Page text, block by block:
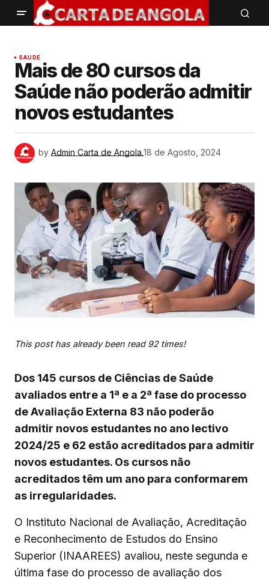
SAUDE
Mais de 80 cursos da
Saúde não poderão admitir
novos estudantes
by Admin Carta de Angola.18 de Agosto, 2024
This post has already been read 92 times!
Dos 145 cursos de Ciências de Saúde
avaliados entre a 1ª e a 2ª fase do processo
de Avaliação Externa 83 não poderão
admitir novos estudantes no ano lectivo
2024/25 e 62 estão acreditados para admitir
novos estudantes. Os cursos não
acreditados têm um ano para conformarem
as irregularidades.
O Instituto Nacional de Avaliação, Acreditação
e Reconhecimento de Estudos do Ensino
Superior (INAAREES) avaliou, neste segunda e
última fase do processo de avaliação dos